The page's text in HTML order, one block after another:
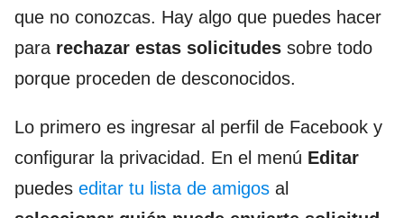
que no conozcas. Hay algo que puedes hacer
para rechazar estas solicitudes sobre todo
porque proceden de desconocidos.
Lo primero es ingresar al perfil de Facebook y
configurar la privacidad. En el menú Editar
puedes editar tu lista de amigos al